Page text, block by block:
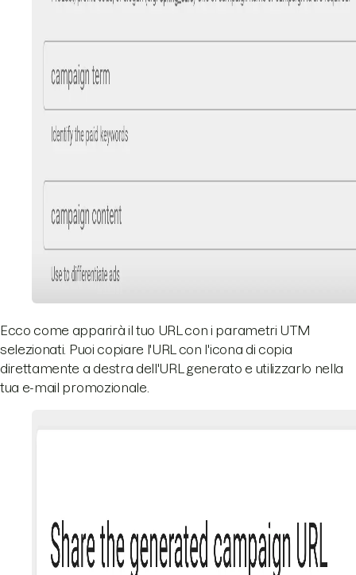
Ecco come apparirà il tuo URL con i parametri UTM
selezionati. Puoi copiare l'URL con l'icona di copia
direttamente a destra dell'URL generato e utilizzarlo nella
tua e-mail promozionale.